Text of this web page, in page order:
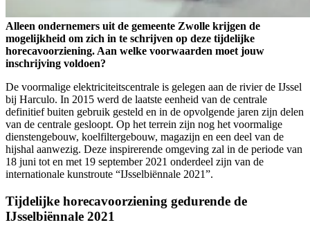
Alleen ondernemers uit de gemeente Zwolle krijgen de
mogelijkheid om zich in te schrijven op deze tijdelijke
horecavoorziening. Aan welke voorwaarden moet jouw
inschrijving voldoen?
De voormalige elektriciteitscentrale is gelegen aan de rivier de IJssel
bij Harculo. In 2015 werd de laatste eenheid van de centrale
definitief buiten gebruik gesteld en in de opvolgende jaren zijn delen
van de centrale gesloopt. Op het terrein zijn nog het voormalige
dienstengebouw, koelfiltergebouw, magazijn en een deel van de
hijshal aanwezig. Deze inspirerende omgeving zal in de periode van
18 juni tot en met 19 september 2021 onderdeel zijn van de
internationale kunstroute “IJsselbiënnale 2021”.
Tijdelijke horecavoorziening gedurende de
IJsselbiënnale 2021